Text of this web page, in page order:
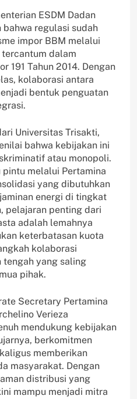
ESDM Dadan
bahwa regulasi sudah
impor BBM melalui
dalam
191 Tahun 2014. Dengan
kolaborasi antara
bentuk penguatan
Universitas Trisakti,
bahwa kebijakan ini
atau monopoli.
melalui Pertamina
yang dibutuhkan
energi di tingkat
pelajaran penting dari
adalah lemahnya
keterbatasan kuota
kolaborasi
tengah yang saling
pihak.
Secretary Pertamina
Verieza
mendukung kebijakan
berkomitmen
memberikan
masyarakat. Dengan
distribusi yang
mampu menjadi mitra